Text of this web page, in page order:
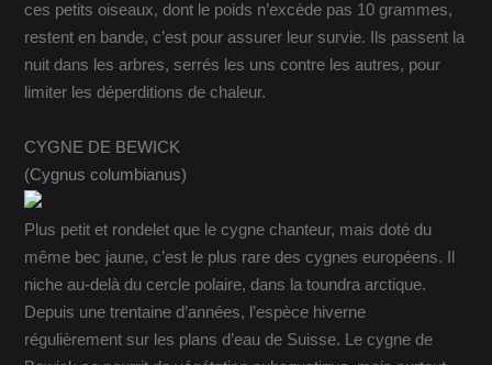
ces petits oiseaux, dont le poids n’excède pas 10 grammes,
restent en bande, c’est pour assurer leur survie. Ils passent la
nuit dans les arbres, serrés les uns contre les autres, pour
limiter les déperditions de chaleur.
CYGNE DE BEWICK
(Cygnus columbianus)
Plus petit et rondelet que le cygne chanteur, mais doté du
même bec jaune, c’est le plus rare des cygnes européens. Il
niche au-delà du cercle polaire, dans la toundra arctique.
Depuis une trentaine d’années, l’espèce hiverne
régulièrement sur les plans d’eau de Suisse. Le cygne de